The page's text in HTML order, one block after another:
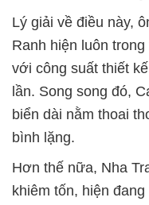
Lý giải về điều này,
Ranh hiện luôn
với công suất thiết
lần. Song song đó,
biển dài nằm thoai
bình lặng.
Hơn thế nữa, Nha
khiêm tốn, hiện